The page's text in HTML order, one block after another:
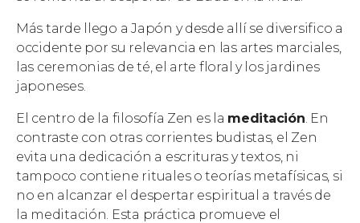
Más tarde llego a Japón y desde allí se diversifico a
occidente por su relevancia en las artes marciales,
las ceremonias de té, el arte floral y los jardines
japoneses.
El centro de la filosofía Zen es la meditación . En
contraste con otras corrientes budistas, el Zen
evita una dedicación a escrituras y textos, ni
tampoco contiene rituales o teorías metafísicas, si
no en alcanzar el despertar espiritual a través de
la meditación. Esta práctica promueve el